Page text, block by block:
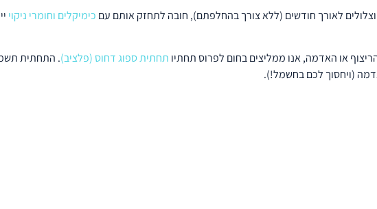
וצלולים לאורך חודשים (ללא צורך בהחלפתם), חובה לתחזק אותם עם כימיקלים וחומרי ניקוי
או האדמה, אנו ממליצים בחום לפרוס תחתיו תחתית ספוג דחוס (פלציב). התחתית
(ויחסוך לכם בחשמל!).